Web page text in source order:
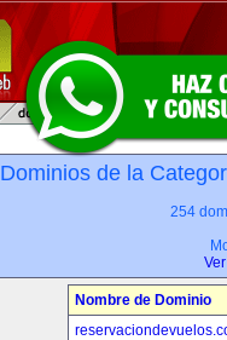
Dominios de la
254
Nombre de Dominio